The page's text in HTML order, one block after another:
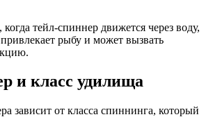
тейл-спиннер движется через воду,
рыбу и может вызвать
и класс удилища
зависит от класса спиннинга, который